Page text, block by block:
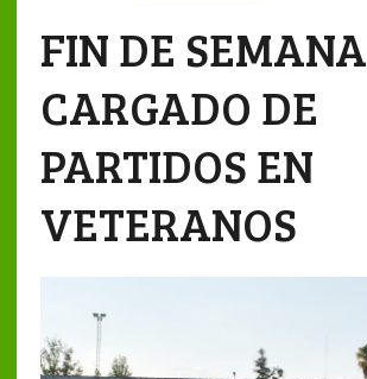
FIN DE SEMANA
CARGADO DE
PARTIDOS EN
VETERANOS